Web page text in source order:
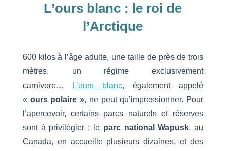
L’ours blanc : le roi de
l’Arctique
600 kilos à l’âge adulte, une taille de près de trois
mètres, un régime exclusivement
carnivore…
L’ours blanc, également appelé
« ours polaire », ne peut qu’impressionner. Pour
l’apercevoir, certains parcs naturels et réserves
sont à privilégier : le parc national Wapusk, au
Canada, en accueille plusieurs dizaines, et des